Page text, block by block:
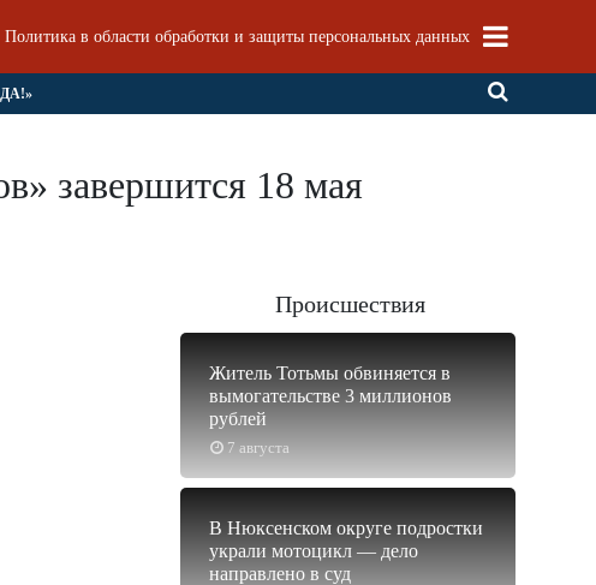
Политика в области обработки и защиты персональных данных
завершится 18 мая
Происшествия
7 августа
Житель Тотьмы обвиняется в
вымогательстве 3 миллионов
рублей
В Нюксенском округе подростки
украли мотоцикл — дело
направлено в суд